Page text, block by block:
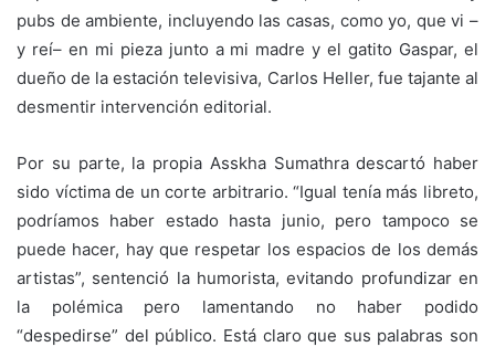
pubs de ambiente, incluyendo las casas, como yo, que vi –
y reí– en mi pieza junto a mi madre y el gatito Gaspar, el
dueño de la estación televisiva, Carlos Heller, fue tajante al
desmentir intervención editorial.
Por su parte, la propia Asskha Sumathra descartó haber
sido víctima de un corte arbitrario. “Igual tenía más libreto,
podríamos haber estado hasta junio, pero tampoco se
puede hacer, hay que respetar los espacios de los demás
artistas”, sentenció la humorista, evitando profundizar en
la polémica pero lamentando no haber podido
“despedirse” del público. Está claro que sus palabras son